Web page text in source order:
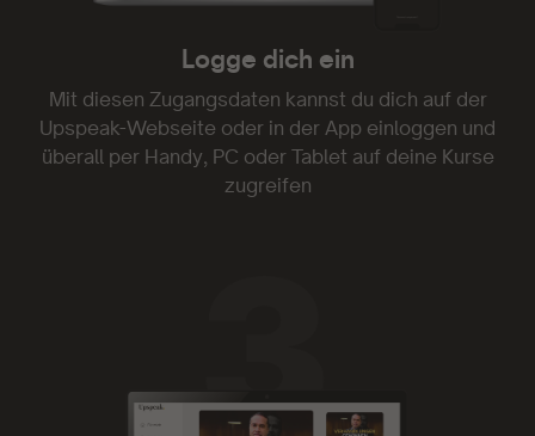
Danke!
Genau was ich gesucht und endlich gefunden
habe. Danke!
Logge dich ein
Mit diesen Zugangsdaten kannst du dich auf der
Upspeak-Webseite oder in der App einloggen und
überall per Handy, PC oder Tablet auf deine Kurse
zugreifen